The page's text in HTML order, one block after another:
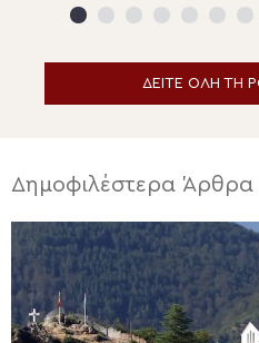
Ναυπλίου
ΔΕΙΤΕ ΟΛΗ ΤΗ
Δημοφιλέστερα Άρθρα